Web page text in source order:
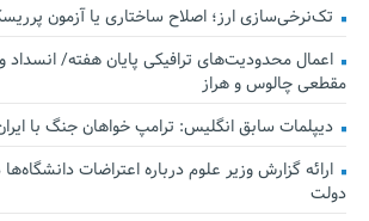
تک‌نرخی‌سازی ارز؛ اصلاح ساختاری یا آزمون
اعمال محدودیت‌های ترافیکی پایان هفته/ انسداد
مقطعی چالوس و هراز
دیپلمات سابق انگلیس:‌ ترامپ خواهان جنگ با
ارائه گزارش وزیر علوم درباره اعتراضات
دولت